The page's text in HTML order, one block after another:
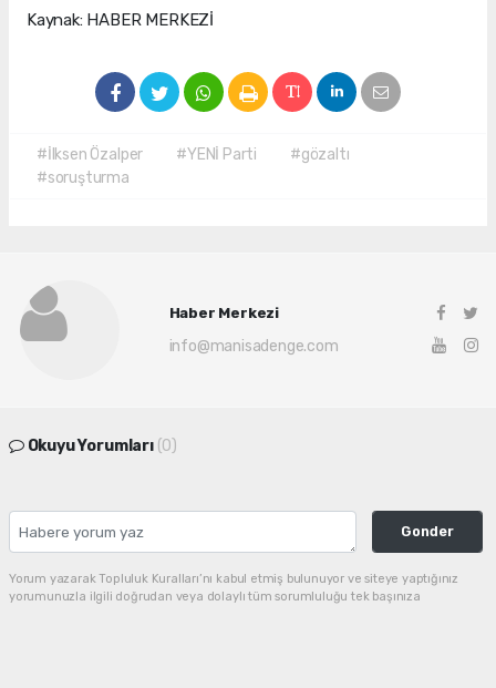
Kaynak: HABER MERKEZİ
#İlksen Özalper #YENİ Parti
#gözaltı
#soruşturma
Haber Merkezi
info@manisadenge.com
Okuyu Yorumları (0)
Gonder
Yorum yazarak Topluluk Kuralları’nı kabul etmiş bulunuyor ve siteye yaptığınız
yorumunuzla ilgili doğrudan veya dolaylı tüm sorumluluğu tek başınıza